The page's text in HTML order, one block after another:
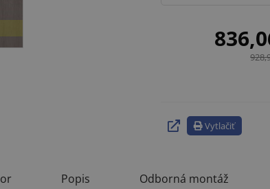
Vytlačiť
Popis Odborná montáž